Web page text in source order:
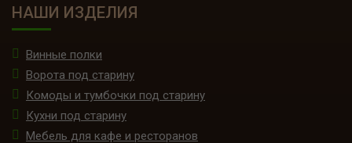
НАШИ ИЗДЕЛИЯ
Винные полки
Ворота под старину
Комоды и тумбочки под старину
Кухни под старину
Мебель для кафе и ресторанов